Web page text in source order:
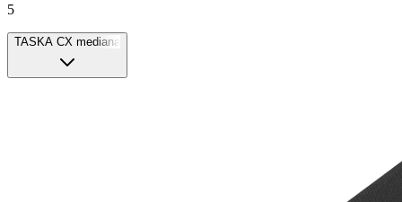
5
TASKA CX mediana